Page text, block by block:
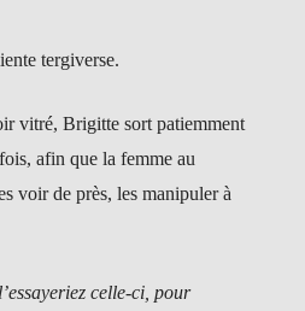
tergiverse.
vitré, Brigitte sort patiemment
afin que la femme au
voir de près, les manipuler à
celle-ci, pour